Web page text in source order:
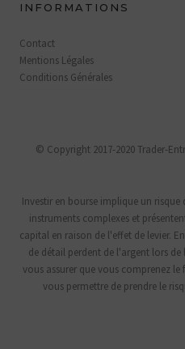
INFORMATIONS
Contact
Mentions Légales
Conditions Générales
© Copyright 2017-2020 Trader-
Investir en bourse implique un risque
instruments complexes et
capital en raison de l'effet de levier.
de détail perdent de l'argent lors
vous assurer que vous comprenez
vous permettre de prendre le